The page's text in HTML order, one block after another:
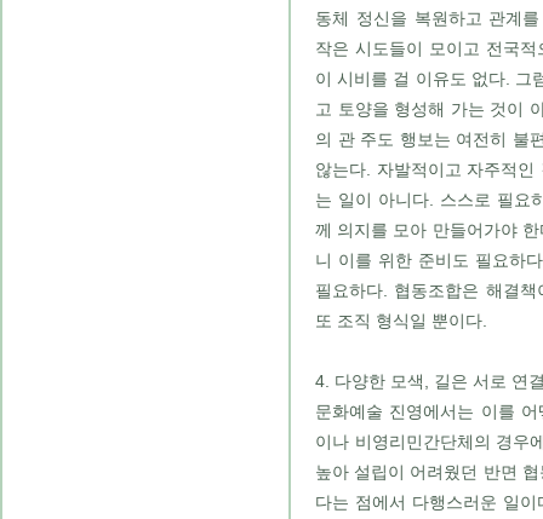
동체 정신을 복원하고 관계
작은 시도들이 모이고 전국
이 시비를 걸 이유도 없다. 그
고 토양을 형성해 가는 것이
의 관 주도 행보는 여전히 불
않는다. 자발적이고 자주적
는 일이 아니다. 스스로 필요
께 의지를 모아 만들어가야
니 이를 위한 준비도 필요하
필요하다. 협동조합은 해결
또 조직 형식일 뿐이다.
4. 다양한 모색, 길은 서로 연
문화예술 진영에서는 이를
이나 비영리민간단체의 경우
높아 설립이 어려웠던 반면
다는 점에서 다행스러운 일